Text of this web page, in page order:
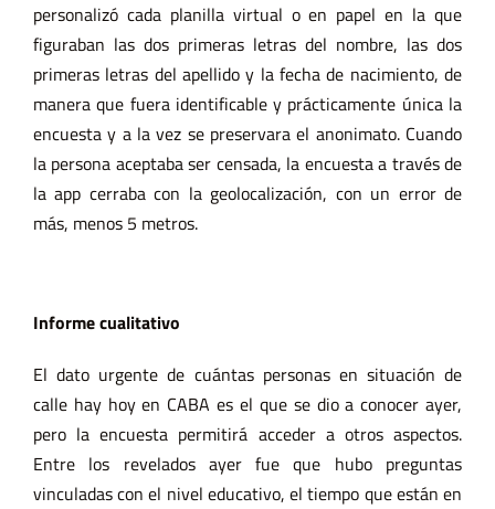
personalizó cada planilla virtual o en papel en la que
figuraban las dos primeras letras del nombre, las dos
primeras letras del apellido y la fecha de nacimiento, de
manera que fuera identificable y prácticamente única la
encuesta y a la vez se preservara el anonimato. Cuando
la persona aceptaba ser censada, la encuesta a través de
la app cerraba con la geolocalización, con un error de
más, menos 5 metros.
Informe cualitativo
El dato urgente de cuántas personas en situación de
calle hay hoy en CABA es el que se dio a conocer ayer,
pero la encuesta permitirá acceder a otros aspectos.
Entre los revelados ayer fue que hubo preguntas
vinculadas con el nivel educativo, el tiempo que están en